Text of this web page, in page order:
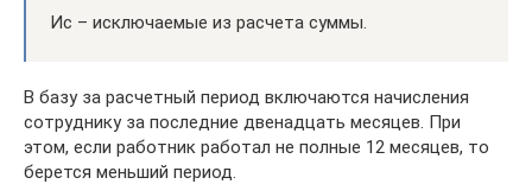
Ис – исключаемые из расчета суммы.
В базу за расчетный период включаются начисления
сотруднику за последние двенадцать месяцев. При
этом, если работник работал не полные 12 месяцев, то
берется меньший период.